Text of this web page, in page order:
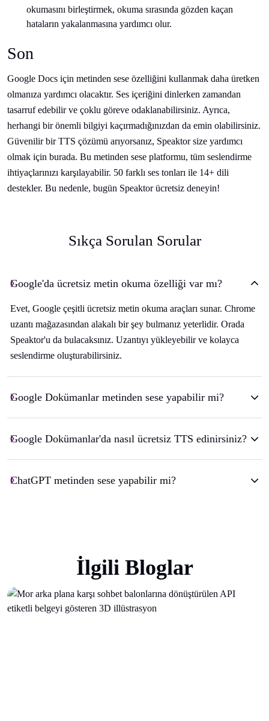
okumasını birleştirmek, okuma sırasında gözden kaçan
hataların yakalanmasına yardımcı olur.
Son
Google Docs için metinden sese özelliğini kullanmak daha üretken
olmanıza yardımcı olacaktır. Ses içeriğini dinlerken zamandan
tasarruf edebilir ve çoklu göreve odaklanabilirsiniz. Ayrıca,
herhangi bir önemli bilgiyi kaçırmadığınızdan da emin olabilirsiniz.
Güvenilir bir TTS çözümü arıyorsanız, Speaktor size yardımcı
olmak için burada. Bu metinden sese platformu, tüm seslendirme
ihtiyaçlarınızı karşılayabilir. 50 farklı ses tonları ile 14+ dili
destekler. Bu nedenle, bugün Speaktor ücretsiz deneyin!
Sıkça Sorulan Sorular
Google'da ücretsiz metin okuma özelliği var mı?
Evet, Google çeşitli ücretsiz metin okuma araçları sunar. Chrome
uzantı mağazasından alakalı bir şey bulmanız yeterlidir. Orada
Speaktor'u da bulacaksınız. Uzantıyı yükleyebilir ve kolayca
seslendirme oluşturabilirsiniz.
Google Dokümanlar metinden sese yapabilir mi?
Google Dokümanlar'da nasıl ücretsiz TTS edinirsiniz?
ChatGPT metinden sese yapabilir mi?
İlgili Bloglar